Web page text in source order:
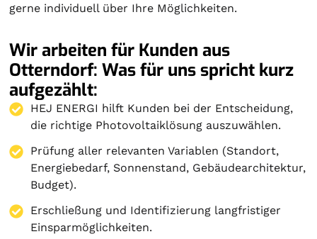
gerne individuell über Ihre Möglichkeiten.
Wir arbeiten für Kunden aus
Otterndorf: Was für uns spricht kurz
aufgezählt:
HEJ ENERGI hilft Kunden bei der Entscheidung,
die richtige Photovoltaiklösung auszuwählen.
Prüfung aller relevanten Variablen (Standort,
Energiebedarf, Sonnenstand, Gebäudearchitektur,
Budget).
Erschließung und Identifizierung langfristiger
Einsparmöglichkeiten.